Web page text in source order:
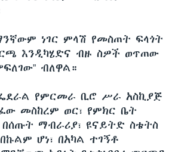
ነገር ምላሽ የመስጠት ፍላጎት
እንዲካሄድና ብዙ ስዎች ወጥጠው
ብለዋል።
የምርመራ ቢሮ ሥራ አስኪያጅ
መስከረም ወር፣ የምክር ቤት
ማብራሪያ፣ ዩናይትድ ስቴትስ
ሆነ፣ በአካል ተገኝቶ